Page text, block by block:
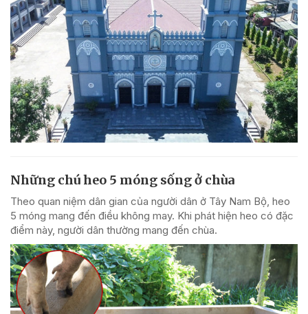
Những chú heo 5 móng sống ở chùa
Theo quan niệm dân gian của người dân ở Tây Nam Bộ, heo
5 móng mang đến điều không may. Khi phát hiện heo có đặc
điểm này, người dân thường mang đến chùa.